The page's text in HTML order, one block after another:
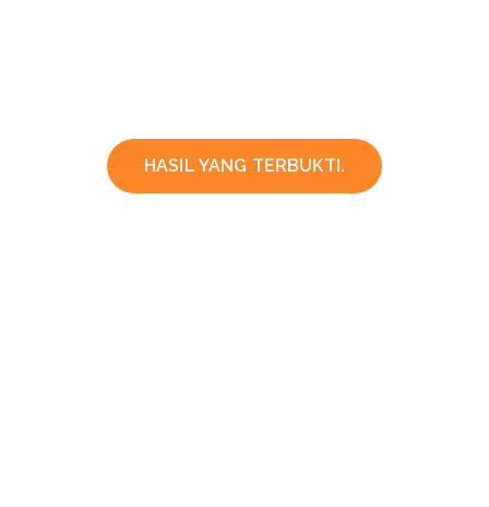
HASIL YANG TERBUKTI.